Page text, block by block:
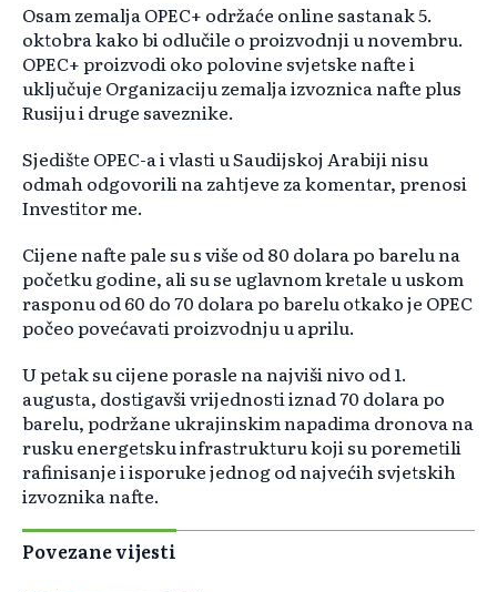
Osam zemalja OPEC+ održaće online sastanak 5.
oktobra kako bi odlučile o proizvodnji u novembru.
OPEC+ proizvodi oko polovine svjetske nafte i
uključuje Organizaciju zemalja izvoznica nafte plus
Rusiju i druge saveznike.
Sjedište OPEC-a i vlasti u Saudijskoj Arabiji nisu
odmah odgovorili na zahtjeve za komentar, prenosi
Investitor me.
Cijene nafte pale su s više od 80 dolara po barelu na
početku godine, ali su se uglavnom kretale u uskom
rasponu od 60 do 70 dolara po barelu otkako je OPEC
počeo povećavati proizvodnju u aprilu.
U petak su cijene porasle na najviši nivo od 1.
augusta, dostigavši vrijednosti iznad 70 dolara po
barelu, podržane ukrajinskim napadima dronova na
rusku energetsku infrastrukturu koji su poremetili
rafinisanje i isporuke jednog od najvećih svjetskih
izvoznika nafte.
Povezane vijesti